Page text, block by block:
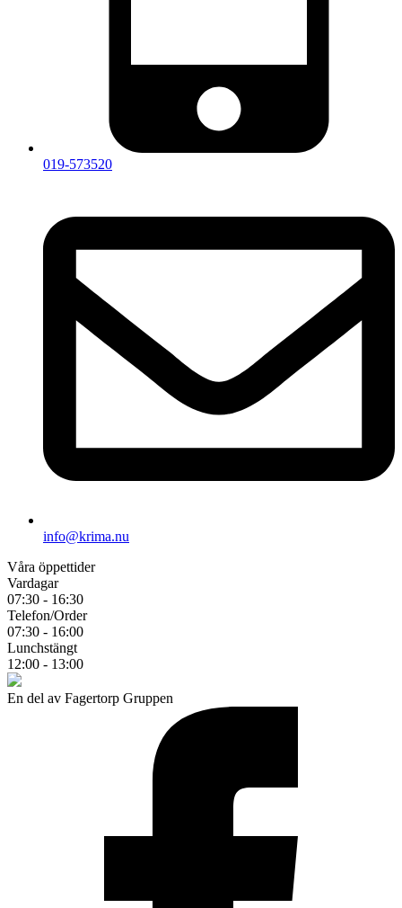
019-573520
info@krima.nu
Våra öppettider
Vardagar
07:30 - 16:30
Telefon/Order
07:30 - 16:00
Lunchstängt
12:00 - 13:00
En del av Fagertorp Gruppen